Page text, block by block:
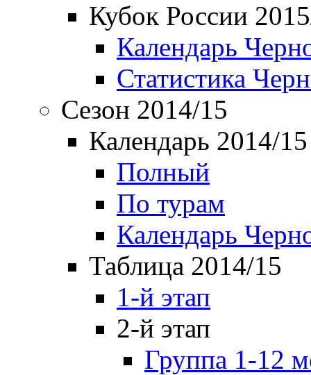
Кубок России
Календарь
Статистика
Сезон 2014/15
Календарь 2014/15
Полный
По турам
Календарь
Таблица 2014/15
1-й этап
2-й этап
Группа 1-12